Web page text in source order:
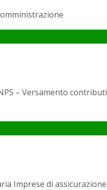
– Versamento
Imprese di